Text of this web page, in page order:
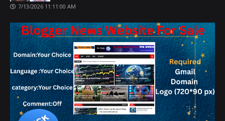
7/13/2026 11:11:00 AM